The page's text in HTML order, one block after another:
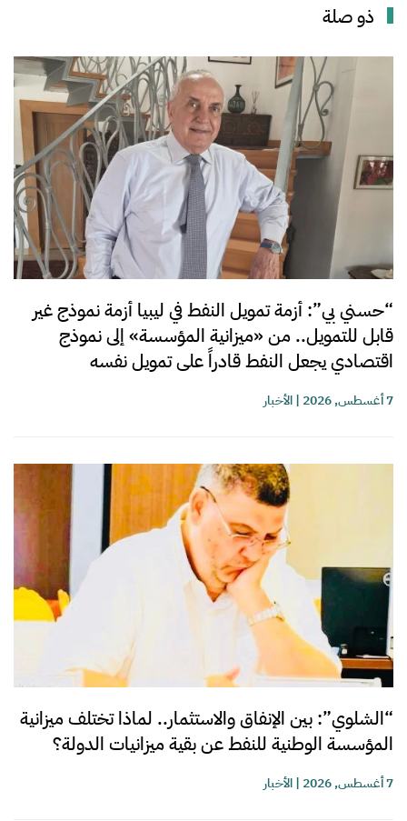
ذو صلة
“حسني بي”: أزمة تمويل النفط في ليبيا أزمة نموذج غير
قابل للتمويل.. من «ميزانية المؤسسة» إلى نموذج
اقتصادي يجعل النفط قادراً على تمويل نفسه
7 أغسطس, 2026 |الأخبار
“الشلوي”: بين الإنفاق والاستثمار.. لماذا تختلف ميزانية
المؤسسة الوطنية للنفط عن بقية ميزانيات الدولة؟
7 أغسطس, 2026 |الأخبار